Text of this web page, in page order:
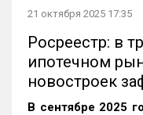
21 октября 2025 17:35
Росреестр: в
ипотечном
новостроек
В сентябре 2025